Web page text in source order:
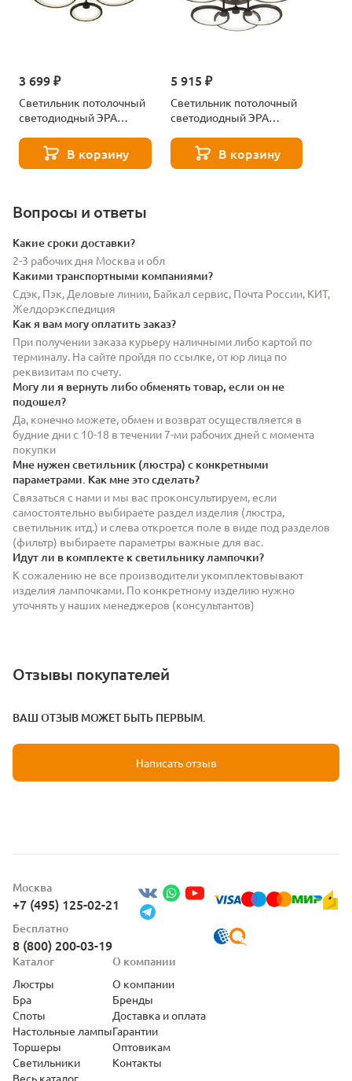
3 699 ₽
Светильник потолочный
светодиодный ЭРА
78-RC BK Б0069751
В корзину
5 915 ₽
Светильник потолочный
светодиодный ЭРА
117-RC BK Б0069752
В корзину
Вопросы и ответы
Какие сроки доставки?
2-3 рабочих дня Москва и обл
Какими транспортными компаниями?
Сдэк, Пэк, Деловые линии, Байкал сервис, Почта России, КИТ,
Желдорэкспедиция
Как я вам могу оплатить заказ?
При получении заказа курьеру наличными либо картой по
терминалу. На сайте пройдя по ссылке, от юр лица по
реквизитам по счету.
Могу ли я вернуть либо обменять товар, если он не
подошел?
Да, конечно можете, обмен и возврат осуществляется в
будние дни с 10-18 в течении 7-ми рабочих дней с момента
покупки
Мне нужен светильник (люстра) с конкретными
параметрами. Как мне это сделать?
Связаться с нами и мы вас проконсультируем, если
самостоятельно выбираете раздел изделия (люстра,
светильник итд.) и слева откроется поле в виде под разделов
(фильтр) выбираете параметры важные для вас.
Идут ли в комплекте к светильнику лампочки?
К сожалению не все производители укомплектовывают
изделия лампочками. По конкретному изделию нужно
уточнять у наших менеджеров (консультантов)
Отзывы покупателей
ВАШ ОТЗЫВ МОЖЕТ БЫТЬ ПЕРВЫМ.
Написать отзыв
Москва
+7 (495) 125-02-21
Бесплатно
8 (800) 200-03-19
Каталог
Люстры
Бра
Споты
Настольные лампы
Торшеры
Светильники
Весь каталог
О компании
О компании
Бренды
Доставка и оплата
Гарантии
Оптовикам
Контакты